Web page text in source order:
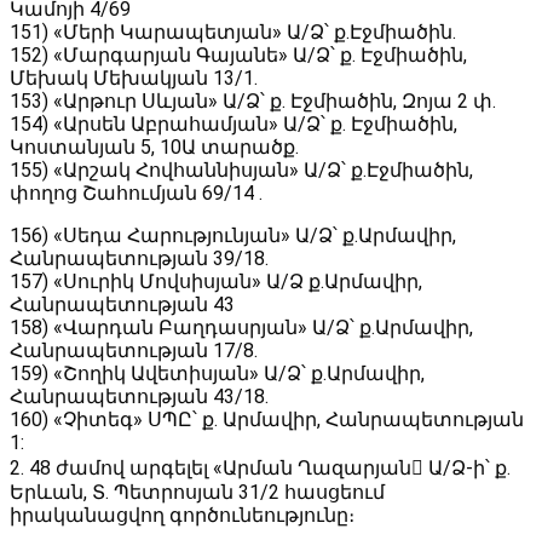
Կամոյի 4/69
151) «Մերի Կարապետյան» Ա/Ձ՝ ք․Էջմիածին.
152) «Մարգարյան Գայանե» Ա/Ձ՝ ք․ Էջմիածին,
Մեխակ Մեխակյան 13/1․
153) «Արթուր Սևյան» Ա/Ձ՝ ք․ Էջմիածին, Զոյա 2 փ․
154) «Արսեն Աբրահամյան» Ա/Ձ՝ ք․ Էջմիածին,
Կոստանյան 5, 10Ա տարածք․
155) «Արշակ Հովհաննիսյան» Ա/Ձ՝ ք․Էջմիածին,
փողոց Շահումյան 69/14 ․
156) «Սեդա Հարությունյան» Ա/Ձ՝ ք․Արմավիր,
Հանրապետության 39/18.
157) «Սուրիկ Մովսիսյան» Ա/Ձ ք․Արմավիր,
Հանրապետության 43
158) «Վարդան Բաղդասրյան» Ա/Ձ՝ ք․Արմավիր,
Հանրապետության 17/8․
159) «Շողիկ Ավետիսյան» Ա/Ձ՝ ք․Արմավիր,
Հանրապետության 43/18․
160) «Չիտեգ» ՍՊԸ՝ ք․ Արմավիր, Հանրապետության
1:
2. 48 ժամով արգելել «Արման Ղազարյան Ա/Ձ-ի՝ ք․
Երևան, Տ․ Պետրոսյան 31/2 հասցեում
իրականացվող գործունեությունը։